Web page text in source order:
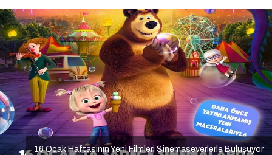
16 Ocak Haftasının Yeni Filmleri Sinemaseverlerle Buluşuyor